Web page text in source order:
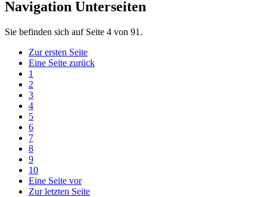
Navigation Unterseiten
Sie befinden sich auf Seite 4 von 91.
Zur ersten Seite
Eine Seite zurück
1
2
3
4
5
6
7
8
9
10
Eine Seite vor
Zur letzten Seite